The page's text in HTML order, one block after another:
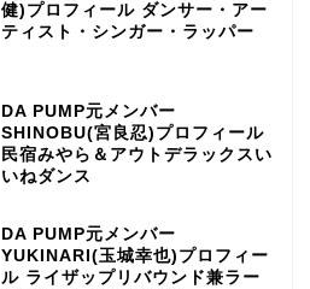
健)プロフィール ダンサー・アー
ティスト・シンガー・ラッパー
DA PUMP元メンバー
SHINOBU(宮良忍)プロフィール
民宿みやら＆アウトデラックスい
いねダンス
DA PUMP元メンバー
YUKINARI(玉城幸也)プロフィー
ル ライザップリバウンド兼ラー